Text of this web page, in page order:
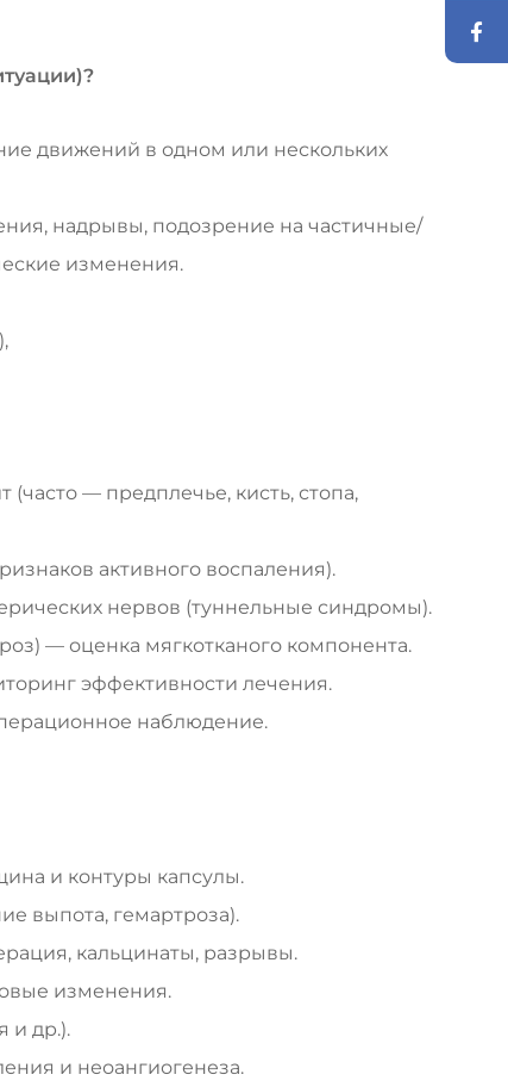
движений в одном или нескольких
надрывы, подозрение на частичные/
изменения.
— предплечье, кисть, стопа,
активного воспаления).
нервов (туннельные синдромы).
— оценка мягкотканого компонента.
эффективности лечения.
наблюдение.
и контуры капсулы.
выпота, гемартроза).
кальцинаты, разрывы.
изменения.
и др.).
и неоангиогенеза.